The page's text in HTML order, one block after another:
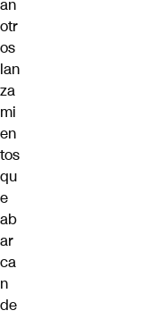
an
otr
os
lan
za
mi
en
tos
qu
e
ab
ar
ca
n
de